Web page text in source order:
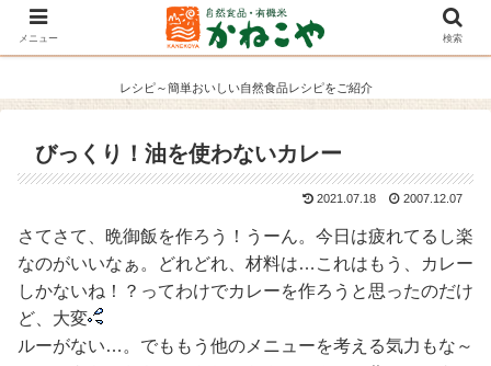
レシピ～簡単おいしい自然食品レシピをご紹介
びっくり！油を使わないカレー
2021.07.18 2007.12.07
さてさて、晩御飯を作ろう！うーん。今日は疲れてるし楽
なのがいいなぁ。どれどれ、材料は…これはもう、カレー
しかないね！？ってわけでカレーを作ろうと思ったのだけ
ど、大変
ルーがない…。でももう他のメニューを考える気力もな～
メニュー 検索